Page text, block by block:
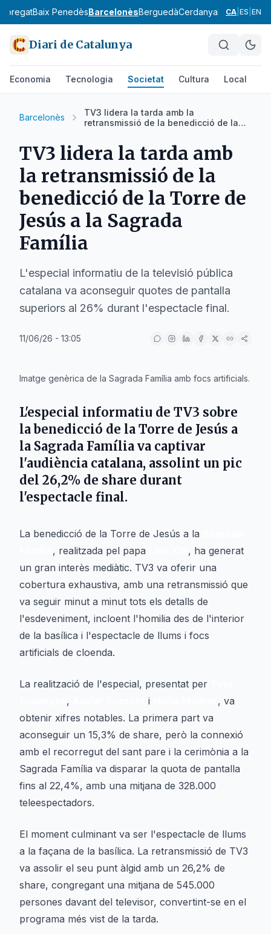
Baix PenedèsBarcelonèsBerguedàCerdanya Conca de
CA ES EN
Diari de Catalunya
Economia Tecnologia Societat Cultura Local
Barcelonès
TV3 lidera la tarda amb la
retransmissió de la benedicció de la
TV3 lidera la tarda amb
la retransmissió de la
benedicció de la Torre de
Jesús a la Sagrada
Família
L'especial informatiu de la televisió pública
catalana va aconseguir quotes de pantalla
superiors al 26% durant l'espectacle final.
11/06/26 - 13:05
Imatge genèrica de la Sagrada Família amb focs artificials.
L'especial informatiu de TV3 sobre
la benedicció de la Torre de Jesús a
la Sagrada Família va captivar
l'audiència catalana, assolint un pic
del 26,2% de share durant
l'espectacle final.
La benedicció de la Torre de Jesús a la
, realitzada pel papa
, ha generat
un gran interès mediàtic. TV3 va oferir una
cobertura exhaustiva, amb una retransmissió que
va seguir minut a minut tots els detalls de
l'esdeveniment, incloent l'homilia des de l'interior
de la basílica i l'espectacle de llums i focs
artificials de cloenda.
La realització de l'especial, presentat per
, i
, va
obtenir xifres notables. La primera part va
aconseguir un 15,3% de share, però la connexió
amb el recorregut del sant pare i la cerimònia a la
Sagrada Família va disparar la quota de pantalla
fins al 22,4%, amb una mitjana de 328.000
teleespectadors.
El moment culminant va ser l'espectacle de llums
a la façana de la basílica. La retransmissió de TV3
va assolir el seu punt àlgid amb un 26,2% de
share, congregant una mitjana de 545.000
persones davant del televisor, convertint-se en el
programa més vist de la tarda.